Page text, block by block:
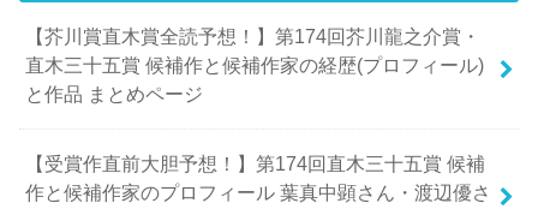
【芥川賞直木賞全読予想！】第174回芥川龍之介賞・
直木三十五賞 候補作と候補作家の経歴(プロフィール)
と作品 まとめページ
【受賞作直前大胆予想！】第174回直木三十五賞 候補
作と候補作家のプロフィール 葉真中顕さん・渡辺優さ